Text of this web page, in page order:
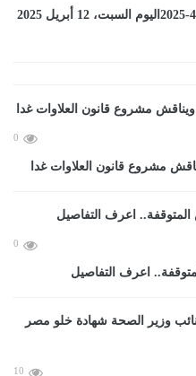
حظك اليوم.. توقعات الابراج الأحد 13-4-2025اليوم السبت، 12 أبريل 2025
0
مشروع قانون العلاوات غدا
0
اعرف التفاصيل
10